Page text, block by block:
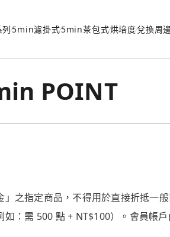
列5min濾掛式5min茶包式烘培度兌換周邊
POINT
之指定商品，不得用於直接折抵一
：需 500 點 + NT$100）。會員帳